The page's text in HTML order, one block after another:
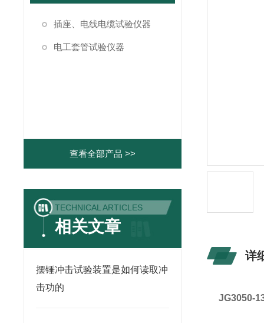
插座、电线电缆试验仪器
电工套管试验仪器
查看全部产品 >>
TECHNICAL ARTICLES
相关文章
摆锤冲击试验装置是如何读取冲
击功的
详
JG3050-